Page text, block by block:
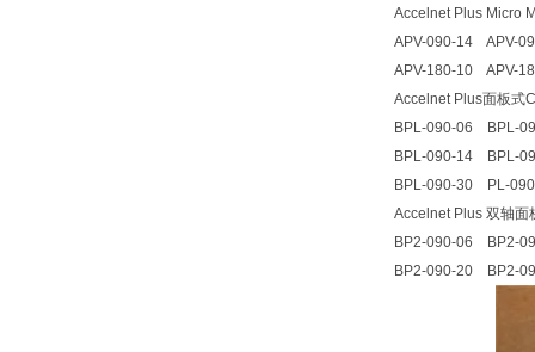
Accelnet Plus Micro
APV-090-14 APV-
APV-180-10 APV-
Accelnet Plus面板式
BPL-090-06 BPL-
BPL-090-14 BPL-
BPL-090-30 PL-
Accelnet Plus 双轴面
BP2-090-06 BP2-
BP2-090-20 BP2-